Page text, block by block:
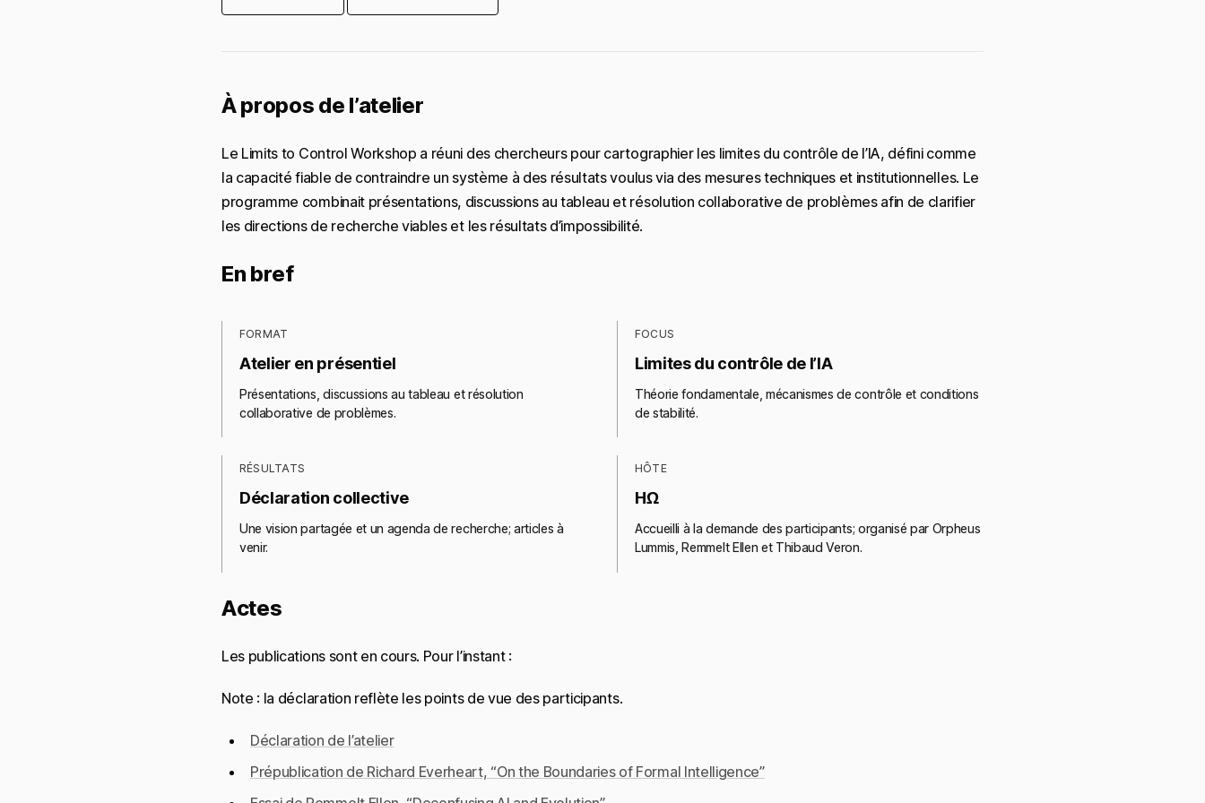
À propos de l’atelier
Le Limits to Control Workshop a réuni des chercheurs pour cartographier les limites du contrôle de l’IA, défini comme
la capacité fiable de contraindre un système à des résultats voulus via des mesures techniques et institutionnelles. Le
programme combinait présentations, discussions au tableau et résolution collaborative de problèmes afin de clarifier
les directions de recherche viables et les résultats d’impossibilité.
En bref
FORMAT
Atelier en présentiel
Présentations, discussions au tableau et résolution
collaborative de problèmes.
FOCUS
Limites du contrôle de l’IA
Théorie fondamentale, mécanismes de contrôle et conditions
de stabilité.
RÉSULTATS
Déclaration collective
Une vision partagée et un agenda de recherche; articles à
venir.
HÔTE
HΩ
Accueilli à la demande des participants; organisé par Orpheus
Lummis, Remmelt Ellen et Thibaud Veron.
Actes
Les publications sont en cours. Pour l’instant :
Note : la déclaration reflète les points de vue des participants.
Déclaration de l’atelier
Prépublication de Richard Everheart, “On the Boundaries of Formal Intelligence”